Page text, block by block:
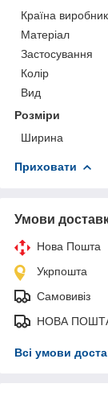
Країна виробник
Матеріал
Застосування
Колір
Вид
Розміри
Ширина
Приховати
Умови
Нова Пошта
Укрпошта
Самовивіз
НОВА
Всі умови